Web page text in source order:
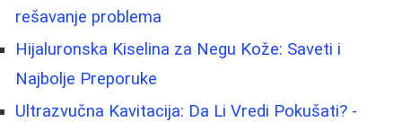
rešavanje problema
Hijaluronska Kiselina za Negu Kože: Saveti i
Najbolje Preporuke
Ultrazvučna Kavitacija: Da Li Vredi Pokušati? -